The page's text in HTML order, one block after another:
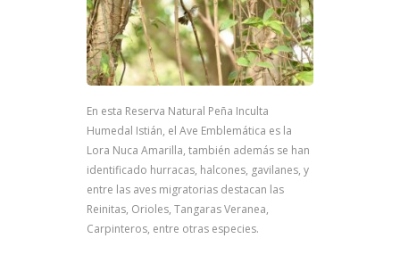
En esta Reserva Natural Peña Inculta
Humedal Istián, el Ave Emblemática es la
Lora Nuca Amarilla, también además se han
identificado hurracas, halcones, gavilanes, y
entre las aves migratorias destacan las
Reinitas, Orioles, Tangaras Veranea,
Carpinteros, entre otras especies.